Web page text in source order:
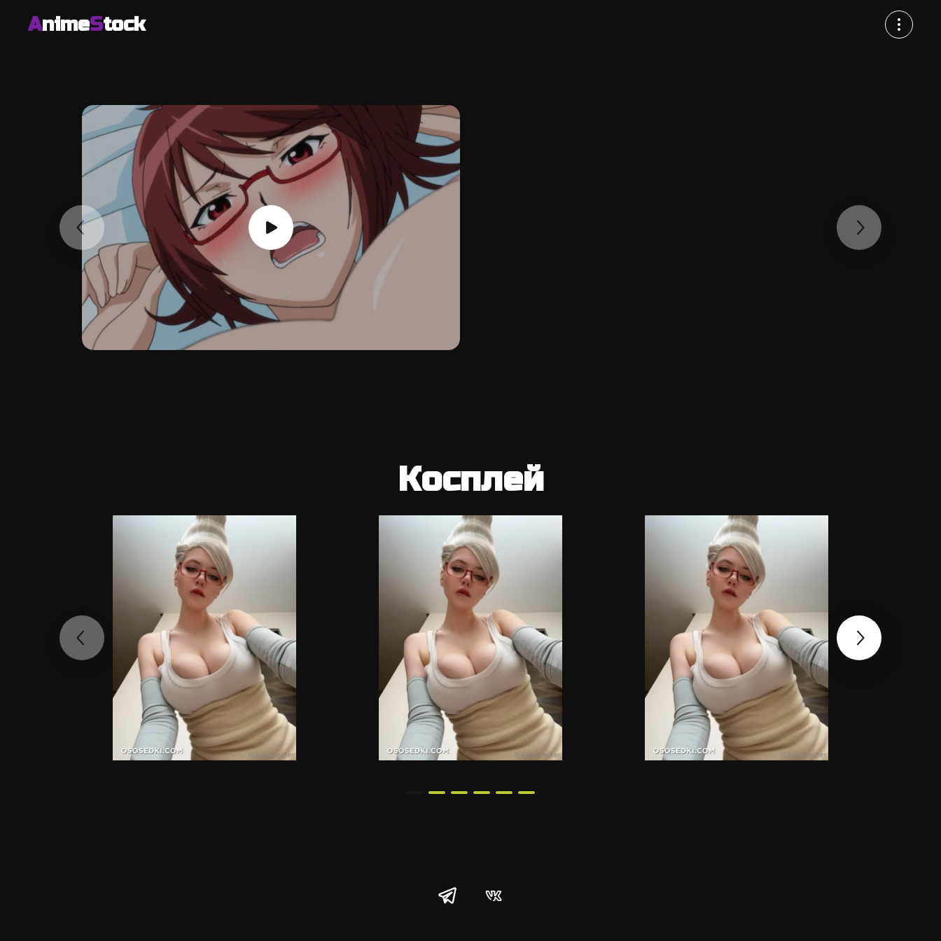
AnimeStock
Косплей